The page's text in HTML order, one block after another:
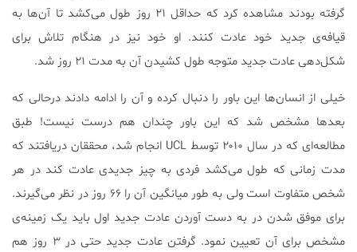
گرفته بودند مشاهده کرد که حداقل ۲۱ روز طول می‌کشد تا آن‌ها به
قیافه‌ی جدید خود عادت کنند. او خود نیز در هنگام تلاش برای
شکل‌دهی عادت جدید متوجه طول کشیدن آن به مدت ۲۱ روز شد.
خیلی از انسان‌ها این باور را دنبال کرده و آن را ادامه دادند درحالی که
بعدها مشخص شد که این باور چندان هم درست نیست! طبق
مطالعه‌ای که در سال ۲۰۱۰ توسط UCL انجام شد، محققان دریافتند که
مدت زمانی که طول می‌کشد فردی به چیز جدیدی عادت کند در هر
شخص متفاوت است ولی به طور میانگین آن را ۶۶ روز در نظر می‌گیرند.
برای موفق شدن در به دست آوردن عادت جدید اول باید یک زمینه‌ی
مشخص برای آن تعیین نمود. گرفتن عادت جدید حتی در ۳ روز هم